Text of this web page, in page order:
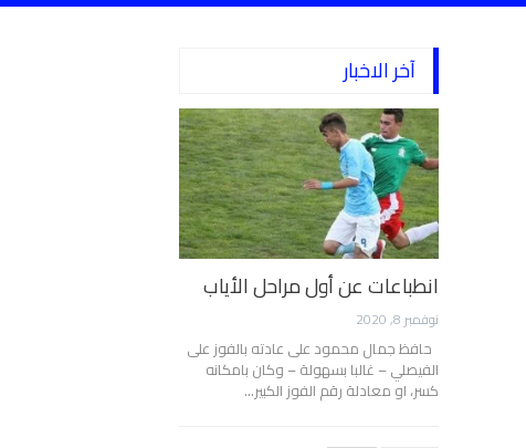
آخر الاخبار
انطباعات عن أول مراحل الأياب
نوفمبر 8, 2020
حافظ جمال محمود على عادته بالفوز على
الفيصلي – غالبا بسهولة – وكان بامكانه
كسر، او معادلة رقم الفوز الكبير…